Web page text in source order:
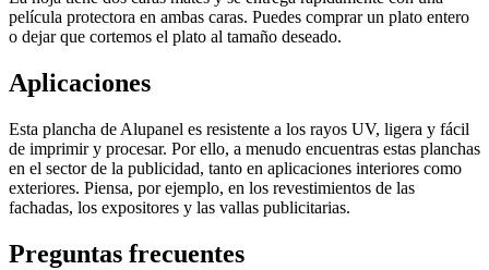
película protectora en ambas caras. Puedes comprar un plato entero
o dejar que cortemos el plato al tamaño deseado.
Aplicaciones
Esta plancha de Alupanel es resistente a los rayos UV, ligera y fácil
de imprimir y procesar. Por ello, a menudo encuentras estas planchas
en el sector de la publicidad, tanto en aplicaciones interiores como
exteriores. Piensa, por ejemplo, en los revestimientos de las
fachadas, los expositores y las vallas publicitarias.
Preguntas frecuentes